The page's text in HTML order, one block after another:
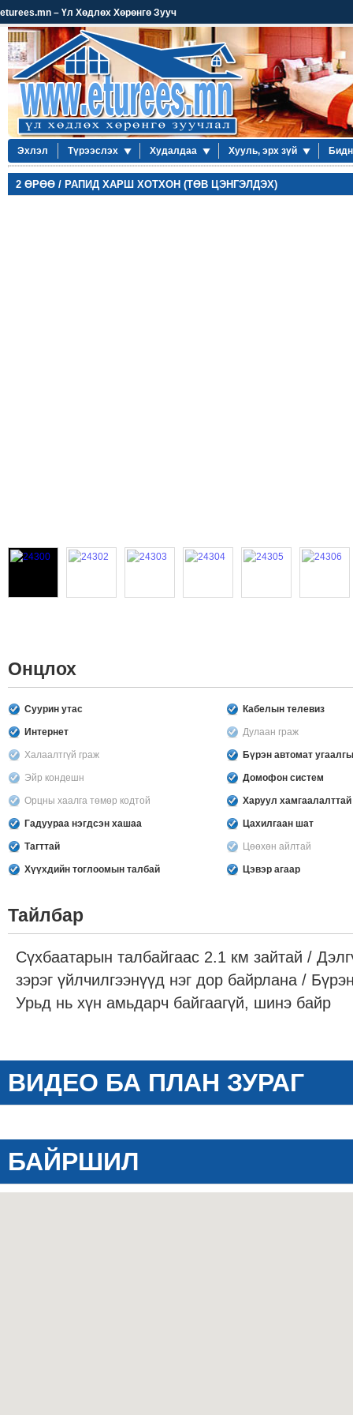
eturees.mn – Үл Хөдлөх Хөрөнгө Зууч
Эхлэл Түрээслэх Худалдаа Хууль, эрх зүй
2 ӨРӨӨ / РАПИД ХАРШ ХОТХОН (ТӨВ ЦЭНГЭЛДЭХ)
Онцлох
Суурин утас Кабелын телевиз
Интернет Дулаан граж
Халаалтгүй граж Бүрэн автомат
Эйр кондешн Домофон систем
Орцны хаалга төмөр кодтой Харуул хамгаалалттай
Гадуураа нэгдсэн хашаа Цахилгаан шат
Тагттай Цөөхөн айлтай
Хүүхдийн тоглоомын талбай Цэвэр агаар
Тайлбар
Сүхбаатарын талбайгаас 2.1 км зайтай /
зэрэг үйлчилгээнүүд нэг дор байрлана /
Урьд нь хүн амьдарч байгаагүй, шинэ байр
ВИДЕО БА ПЛАН ЗУРАГ
БАЙРШИЛ